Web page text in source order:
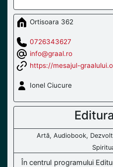
Ortisoara 362
0726343627
info@graal.ro
https://mesajul-
Ionel Ciucure
Artă, Audiobook,
În centrul programului